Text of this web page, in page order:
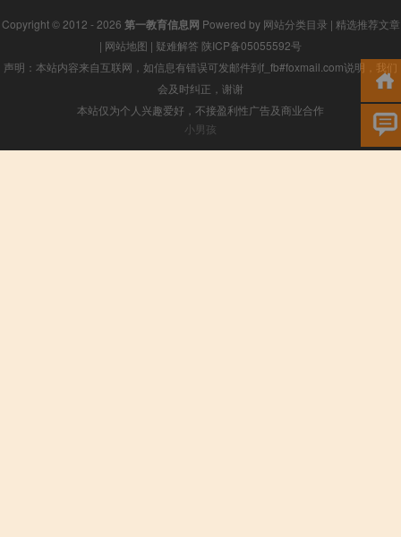
Copyright © 2012 - 2026 第一教育信息网 Powered by 网站分类目录 | 精选推荐文章
| 网站地图 | 疑难解答 陕ICP备05055592号
声明：本站内容来自互联网，如信息有错误可发邮件到f_fb#foxmail.com说明，我们
会及时纠正，谢谢
本站仅为个人兴趣爱好，不接盈利性广告及商业合作
小男孩